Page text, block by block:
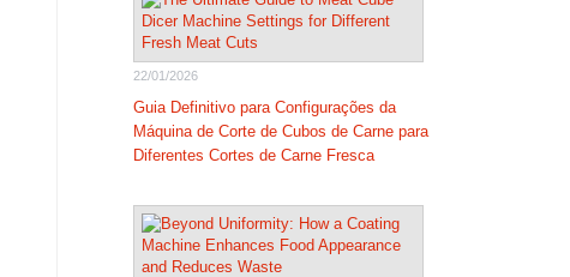
22/01/2026
Guia Definitivo para Configurações da
Máquina de Corte de Cubos de Carne para
Diferentes Cortes de Carne Fresca